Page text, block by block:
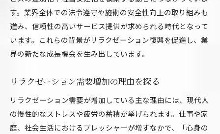
リラクゼーションと心理的安定の関係性
心理学応用のリラクゼーション活用法
リラクゼーション効果を高める心理的工夫
心理学から見たリラクゼーションの重要性
リラクゼーションでは何を重視すべきか再考
リラクゼーション施術の本質を見直す
リラクゼーションで重視される体験価値
す。業界全体での法令遵守や施術の安全性向上の取り組みも
進み、信頼性の高いサービス提供が求められる時代となって
います。これらの背景がリラクゼーション復興を促進し、業
界の新たな成長機会を生み出しています。
リラクゼーション需要増加の理由を探る
リラクゼーション需要が増加している主な理由には、現代人
の慢性的なストレスや疲労の蓄積が挙げられます。仕事や家
庭、社会生活におけるプレッシャーが増すなかで、「心身の